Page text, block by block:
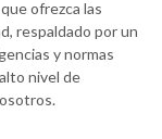
ofrezca las
respaldado por un
y normas
nivel de